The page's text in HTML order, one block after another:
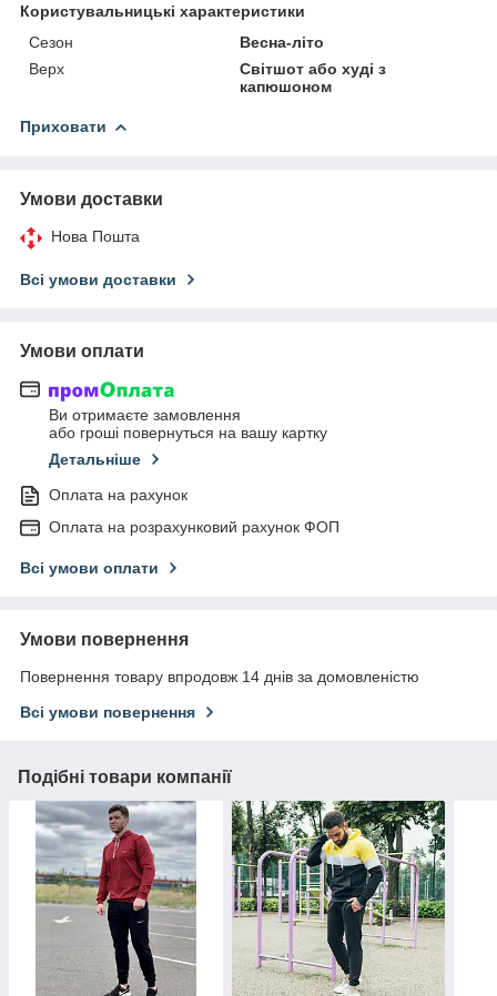
Користувальницькі характеристики
Сезон
Весна-літо
Верх
Світшот або худі з
капюшоном
Приховати
Умови доставки
Нова Пошта
Всі умови доставки
Умови оплати
Ви отримаєте замовлення
або гроші повернуться на вашу картку
Детальніше
Оплата на рахунок
Оплата на розрахунковий рахунок ФОП
Всі умови оплати
Умови повернення
Повернення товару впродовж 14 днів за домовленістю
Всі умови повернення
Подібні товари компанії